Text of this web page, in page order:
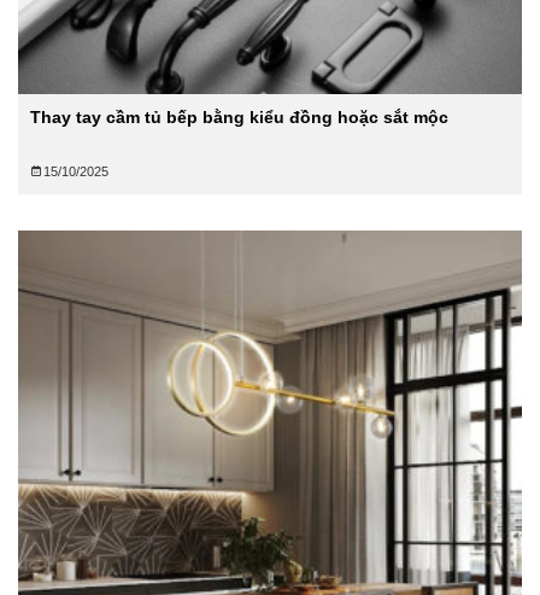
Thay tay cầm tủ bếp bằng kiểu đồng hoặc sắt mộc
15/10/2025